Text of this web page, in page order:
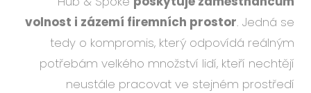
volnost i zázemí firemních prostor. Jedná se
tedy o kompromis, který odpovídá reálným
potřebám velkého množství lidí, kteří nechtějí
neustále pracovat ve stejném prostředí